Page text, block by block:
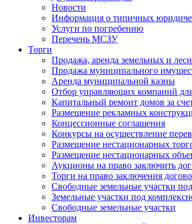
Новости
Информация о типичных
Услуги по погребению
Перечень МСЗУ
Торги
Продажа, аренда земельных и
Продажа муниципального
Аренда муниципальной казны
Отбор управляющих компаний
Капитальный ремонт домов за
Размещение рекламных
Концессионные соглашения
Конкурсы на осуществление
Размещение нестационарных
Размещение нестационарных
Аукционы на право заключить
Торги на право заключения
Свободные земельные участки
Земельные участки под
Свободные земельные участки
Инвесторам